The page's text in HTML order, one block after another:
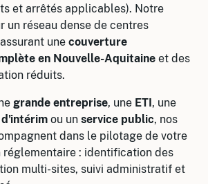
et arrêtés applicables). Notre
un réseau dense de centres
une couverture
en Nouvelle-Aquitaine et des
réduits.
grande entreprise, une ETI , une
d'intérim ou un service public, nos
dans le pilotage de votre
: identification des
multi-sites, suivi administratif et